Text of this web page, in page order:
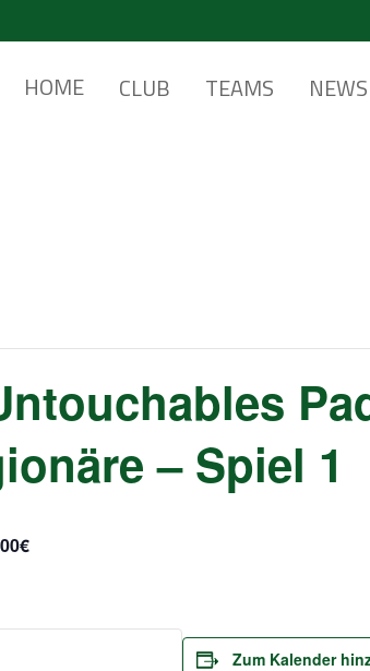
HOME CLUB TEAMS NEWS
– Spiel 1
Zum Kalender